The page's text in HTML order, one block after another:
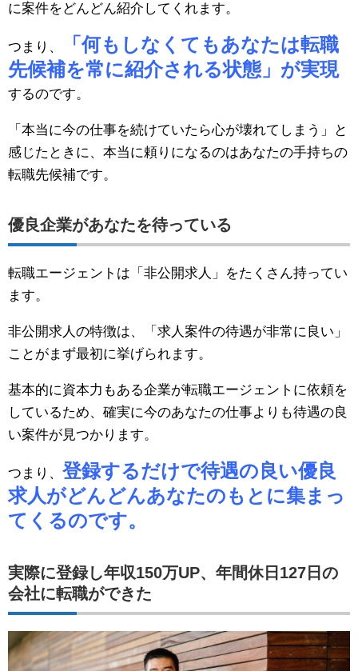
に案件をどんどん紹介してくれます。
つまり、
「何もしなくてもあなたは転職
先候補を常に紹介される状態」が実現
するのです。
「本当に今の仕事を続けていたら心が壊れてしまう」と
感じたときに、本当に頼りになるのはあなたの手持ちの
転職先候補です。
優良企業があなたを待っている
転職エージェントは「非公開求人」をたくさん持ってい
ます。
非公開求人の特徴は、「求人案件の待遇が非常に良い」
ことがまず最初に挙げられます。
基本的に資本力もある企業が転職エージェントに依頼を
しているため、確実に今のあなたの仕事よりも待遇の良
い案件が見つかります。
つまり、 登録するだけで待遇の良い優良
求人がどんどんあなたのもとに集まっ
てくるのです。
実際に登録し年収150万UP、年間休日127日の
会社に転職ができた